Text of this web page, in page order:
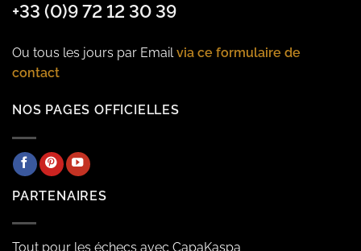
+33 (0)9 72 12 30 39
Ou tous les jours par Emailvia ce formulaire de
contact
NOS PAGES OFFICIELLES
PARTENAIRES
Tout pour les échecs avec CapaKaspa